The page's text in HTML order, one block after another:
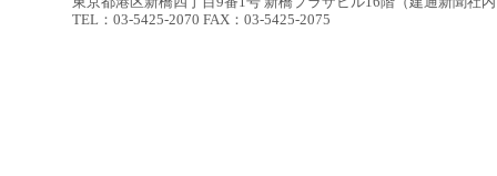
TEL：03-5425-2070 FAX：03-5425-2075